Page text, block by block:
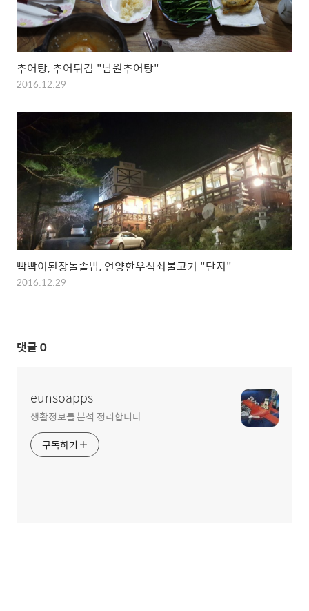
추어탕, 추어튀김 "남원추어탕"
2016.12.29
빡빡이된장돌솥밥, 언양한우석쇠불고기 "단지"
2016.12.29
댓글 0
eunsoapps
생활정보를 분석 정리합니다.
구독하기